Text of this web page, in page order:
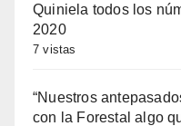
Quiniela todos los
2020
7 vistas
“Nuestros
con la Forestal algo